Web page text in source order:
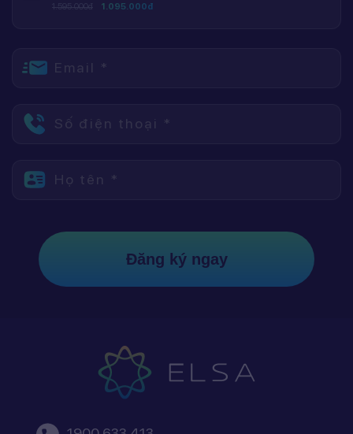
1.595.000đ 1.095.000đ
Email *
Số điện thoại *
Họ tên *
Đăng ký ngay